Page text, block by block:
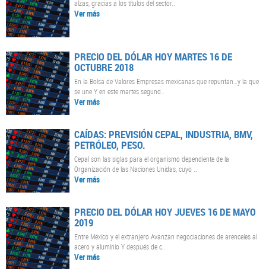
alzas, gracias a los títulos del sector..
Ver más
PRECIO DEL DÓLAR HOY MARTES 16 DE
OCTUBRE 2018
En la Bolsa de Valores Empresas mexicanas que repuntan…y la que
se une Y en este martes segund..
Ver más
CAÍDAS: PREVISIÓN CEPAL, INDUSTRIA, BMV,
PETRÓLEO, PESO.
Cepal son las siglas para el organismo dependiente de la
Organización de las Naciones Unidas, cuyo ..
Ver más
PRECIO DEL DÓLAR HOY JUEVES 16 DE MAYO
2019
Entre México y el extranjero Avanzan negociaciones de arenceles al
acero y aluminio Y después de c..
Ver más